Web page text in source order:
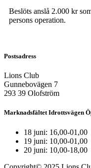
Beslöts anslå 2.000 kr
persons operation.
Postsadress
Lions Club
Gunnebovägen 7
293 39 Olofström
Marknadsfältet Idrottsvägen
18 juni: 16,00-01,00
19 juni: 10,00-01,00
20 juni: 10,00-18,00